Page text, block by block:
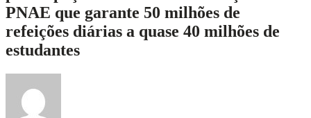
PNAE que garante 50 milhões de
refeições diárias a quase 40 milhões de
estudantes